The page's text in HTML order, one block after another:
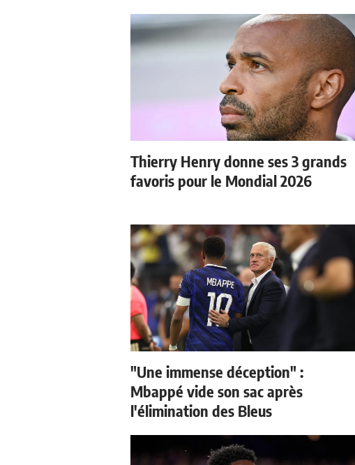
Thierry Henry donne ses 3 grands
favoris pour le Mondial 2026
"Une immense déception" :
Mbappé vide son sac après
l'élimination des Bleus